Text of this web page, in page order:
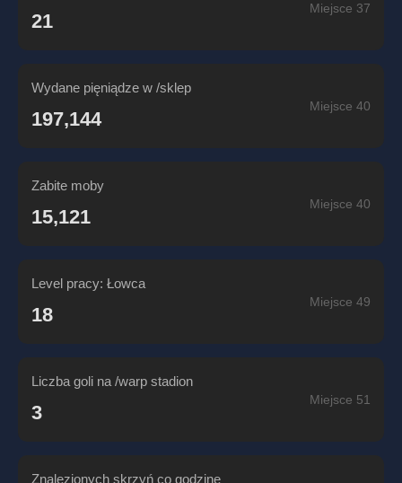
21
Miejsce 37
Wydane pięniądze w /sklep
197,144
Miejsce 40
Zabite moby
15,121
Miejsce 40
Level pracy: Łowca
18
Miejsce 49
Liczba goli na /warp stadion
3
Miejsce 51
Znalezionych skrzyń co godzinę